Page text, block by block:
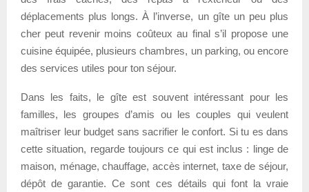
déplacements plus longs. À l’inverse, un gîte un peu plus
cher peut revenir moins coûteux au final s’il propose une
cuisine équipée, plusieurs chambres, un parking, ou encore
des services utiles pour ton séjour.
Dans les faits, le gîte est souvent intéressant pour les
familles, les groupes d’amis ou les couples qui veulent
maîtriser leur budget sans sacrifier le confort. Si tu es dans
cette situation, regarde toujours ce qui est inclus : linge de
maison, ménage, chauffage, accès internet, taxe de séjour,
dépôt de garantie. Ce sont ces détails qui font la vraie